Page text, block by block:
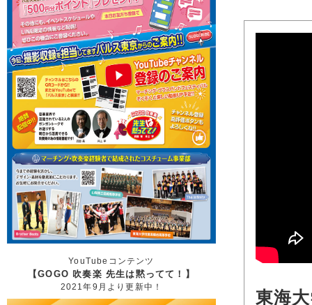
東海
YouTubeコンテンツ
【GOGO 吹奏楽 先生は黙ってて！】
2021年9月より更新中！